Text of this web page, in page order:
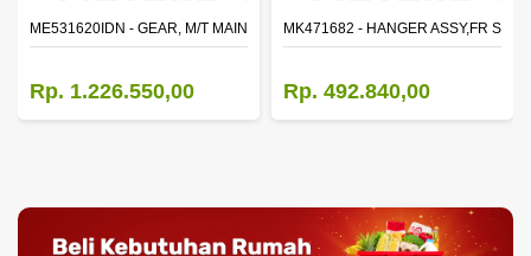
2ND SPEED (M035S5)
ME531620IDN - GEAR, M/T MAIN SHAFT REVERSE
Rp. 1.226.550,00
MK471682 - HANGER ASSY,FR
Rp. 492.840,00